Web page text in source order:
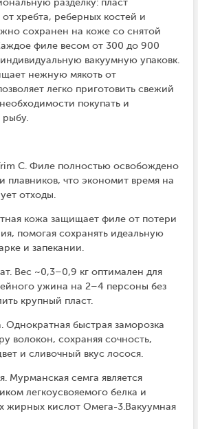
хребта, реберных костей и
сохранен на коже со снятой
филе весом от 300 до 900
вакуумную упаковк.
нежную мякоть от
легко приготовить свежий
покупать и
C. Филе полностью освобождено
плавников, что экономит время на
отходы.
кожа защищает филе от потери
помогая сохранять идеальную
и запекании.
Вес ~0,3–0,9 кг оптимален для
ужина на 2–4 персоны без
крупный пласт.
Однократная быстрая заморозка
волокон, сохраняя сочность,
и сливочный вкус лосося.
Мурманская семга является
легкоусвояемого белка и
жирных кислот Омега-3.Вакуумная